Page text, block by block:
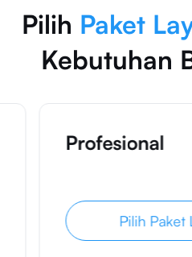
Pilih Paket
Kebutuhan
Profesional
Pilih Paket